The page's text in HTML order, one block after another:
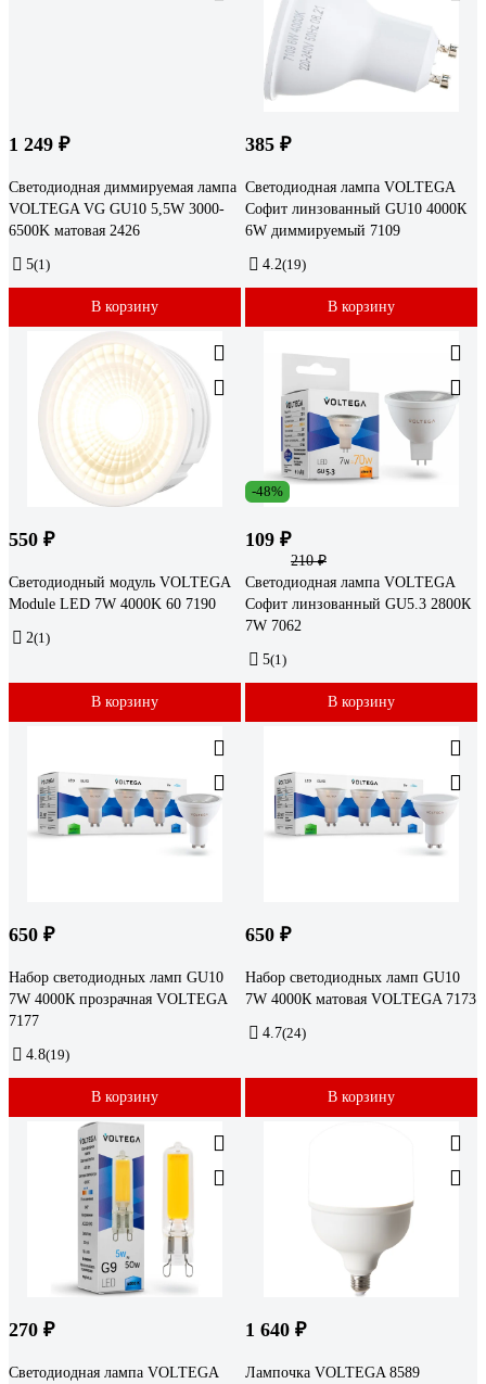
1 249 ₽
Светодиодная диммируемая лампа
VOLTEGA VG GU10 5,5W 3000-
6500K матовая 2426
5(1)
В корзину
385 ₽
Светодиодная лампа VOLTEGA
Софит линзованный GU10 4000К
6W диммируемый 7109
4.2(19)
В корзину
550 ₽
Светодиодный модуль VOLTEGA
Module LED 7W 4000K 60 7190
2(1)
В корзину
-48%
109 ₽
210 ₽
Светодиодная лампа VOLTEGA
Софит линзованный GU5.3 2800К
7W 7062
5(1)
В корзину
650 ₽
Набор светодиодных ламп GU10
7W 4000К прозрачная VOLTEGA
7177
4.8(19)
В корзину
650 ₽
Набор светодиодных ламп GU10
7W 4000К матовая VOLTEGA 7173
4.7(24)
В корзину
270 ₽
Светодиодная лампа VOLTEGA
1 640 ₽
Лампочка VOLTEGA 8589